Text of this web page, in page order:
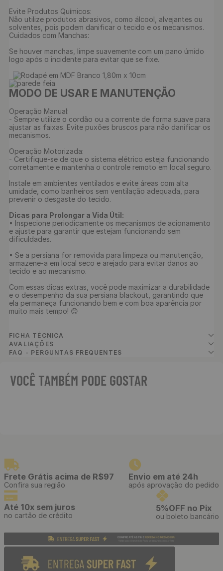
Evite Produtos Químicos:
Não utilize produtos abrasivos, como álcool, alvejantes ou
solventes, pois podem danificar o tecido e os mecanismos.
Cuidados com Manchas:
Se houver manchas, limpe suavemente com um pano úmido
logo após o incidente para evitar que se fixe.
MODO DE USAR E MANUTENÇÃO
Operação Manual:
- Sempre utilize o cordão ou a corrente de forma suave para
ajustar as faixas. Evite puxões bruscos para não danificar os
mecanismos.
Operação Motorizada:
- Certifique-se de que o sistema elétrico esteja funcionando
corretamente e mantenha o controle remoto em local seguro.
Instale em ambientes ventilados e evite áreas com alta
umidade, como banheiros sem ventilação adequada, para
prevenir o desgaste do tecido.
Dicas para Prolongar a Vida Útil:
• Inspecione periodicamente os mecanismos de acionamento
e ajuste para garantir que estejam funcionando sem
dificuldades.
• Se a persiana for removida para limpeza ou manutenção,
armazene-a em local seco e arejado para evitar danos ao
tecido e ao mecanismo.
Com essas dicas extras, você pode maximizar a durabilidade
e o desempenho da sua persiana blackout, garantindo que
ela permaneça funcionando bem e com boa aparência por
muito mais tempo! 😊
FICHA TÉCNICA
AVALIAÇÕES
FAQ - PERGUNTAS FREQUENTES
VOCÊ TAMBÉM PODE GOSTAR
Persiana Rolô Blackout 45%
- Cor: Eclipse Cinza
129,00
- Cor: Eclipse Branco
129,00 / M²
75sem juros